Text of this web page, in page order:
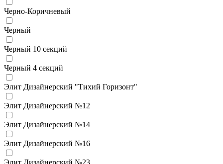
Черно-Коричневый
Черный
Черный 10 секций
Черный 4 секций
Элит Дизайнерский "Тихий Горизонт"
Элит Дизайнерский №12
Элит Дизайнерский №14
Элит Дизайнерский №16
Элит Дизайнерский №23